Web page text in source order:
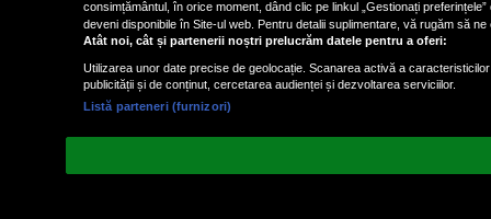
consimțământul, în orice moment, dând clic pe linkul „Gestionați
deveni disponibile în Site-ul web. Pentru detalii suplimentare, vă rugăm să
Atât noi, cât și partenerii noștri prelucrăm datele pentru a oferi:
Utilizarea unor date precise de geolocație. Scanarea activă a
publicității și de conținut, cercetarea audienței și dezvoltarea serviciilor.
Listă parteneri (furnizori)